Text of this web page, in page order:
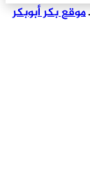
موقع بكر أبوبكر